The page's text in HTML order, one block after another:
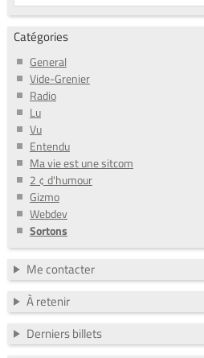
Catégories
General
Vide-Grenier
Radio
Lu
Vu
Entendu
Ma vie est une sitcom
2 ¢ d'humour
Gizmo
Webdev
Sortons
Me contacter
À retenir
Derniers billets